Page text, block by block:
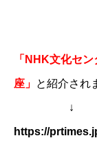
「NHK文化セ
座」 と紹介され
↓
https://